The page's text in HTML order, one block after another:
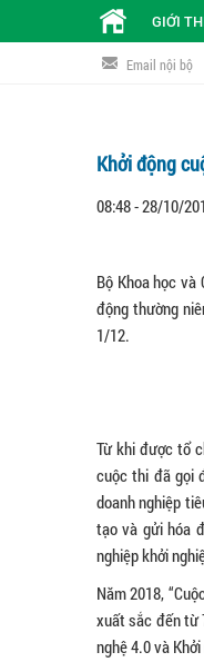
GIỚI
Email nội bộ
Khởi động
08:48 - 28/10/
Bộ Khoa học
động thường
1/12.
Từ khi được tổ
cuộc thi đã gọi
doanh nghiệp
tạo và gửi hóa
nghiệp khởi
Năm 2018,
xuất sắc đến từ
nghệ 4.0 và